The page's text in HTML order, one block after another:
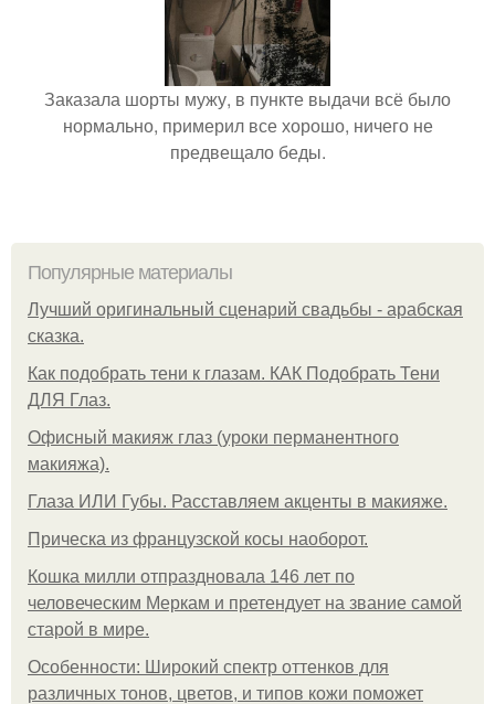
Заказала шорты мужу, в пункте выдачи всё было
нормально, примерил все хорошо, ничего не
предвещало беды.
Популярные материалы
Лучший оригинальный сценарий свадьбы - арабская
сказка.
Как подобрать тени к глазам. КАК Подобрать Тени
ДЛЯ Глаз.
Офисный макияж глаз (уроки перманентного
макияжа).
Глаза ИЛИ Губы. Расставляем акценты в макияже.
Прическа из французской косы наоборот.
Кошка милли отпраздновала 146 лет по
человеческим Меркам и претендует на звание самой
старой в мире.
Особенности: Широкий спектр оттенков для
различных тонов, цветов, и типов кожи поможет